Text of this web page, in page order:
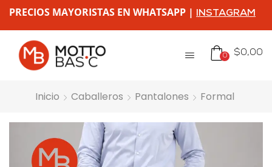
PRECIOS MAYORISTAS EN WHATSAPP | INSTAGRAM
0 $0,00
Inicio Caballeros Pantalones Formal